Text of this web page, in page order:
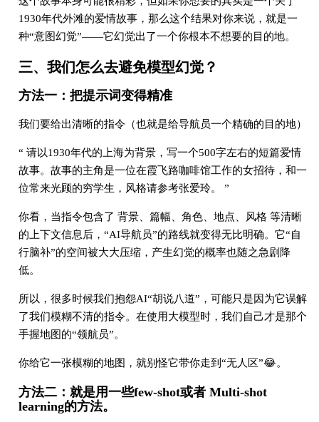
1930年代外滩的爱情故事，那么这个结果对你来说，就是一
种“意图幻觉”——它幻觉出了一个你根本不想要的目的地。
三、我们怎么去避免模型幻觉？
方法一：把提示词变得精准
我们要给出清晰的指令（也就是给导航员一个精确的目的地）
“ 请以1930年代的上海为背景，写一个500字左右的短篇爱情
故事。故事的主角是一位在霞飞路咖啡馆工作的女招待，和一
位常来光顾的穷学生，风格请参考张爱玲。 ”
你看，当指令包含了 背景、篇幅、角色、地点、风格 等清晰
的上下文信息后，“AI导航员”的路线就变得无比明确。它“自
行脑补”的空间被大大压缩，产生幻觉的概率也随之急剧降
低。
所以，很多时候我们抱怨AI“胡说八道”，可能只是因为它误解
了我们模糊不清的指令。在使用大模型时，我们自己才是那个
手握地图的“领航员”。
你给它一张模糊的地图，就别怪它带你走到“无人区”😂。
方法二：就是用一些few-shot或者 Multi-shot
learning的方法。